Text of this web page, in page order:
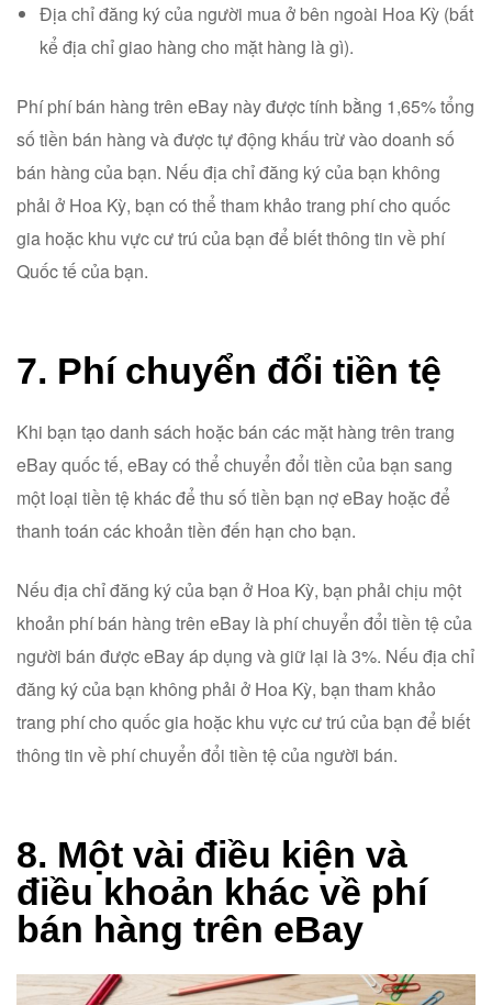
Địa chỉ đăng ký của người mua ở bên ngoài Hoa Kỳ (bất
kể địa chỉ giao hàng cho mặt hàng là gì).
Phí phí bán hàng trên eBay này được tính bằng 1,65% tổng
số tiền bán hàng và được tự động khấu trừ vào doanh số
bán hàng của bạn. Nếu địa chỉ đăng ký của bạn không
phải ở Hoa Kỳ, bạn có thể tham khảo trang phí cho quốc
gia hoặc khu vực cư trú của bạn để biết thông tin về phí
Quốc tế của bạn.
7. Phí chuyển đổi tiền tệ
Khi bạn tạo danh sách hoặc bán các mặt hàng trên trang
eBay quốc tế, eBay có thể chuyển đổi tiền của bạn sang
một loại tiền tệ khác để thu số tiền bạn nợ eBay hoặc để
thanh toán các khoản tiền đến hạn cho bạn.
Nếu địa chỉ đăng ký của bạn ở Hoa Kỳ, bạn phải chịu một
khoản phí bán hàng trên eBay là phí chuyển đổi tiền tệ của
người bán được eBay áp dụng và giữ lại là 3%. Nếu địa chỉ
đăng ký của bạn không phải ở Hoa Kỳ, bạn tham khảo
trang phí cho quốc gia hoặc khu vực cư trú của bạn để biết
thông tin về phí chuyển đổi tiền tệ của người bán.
8. Một vài điều kiện và
điều khoản khác về phí
bán hàng trên eBay